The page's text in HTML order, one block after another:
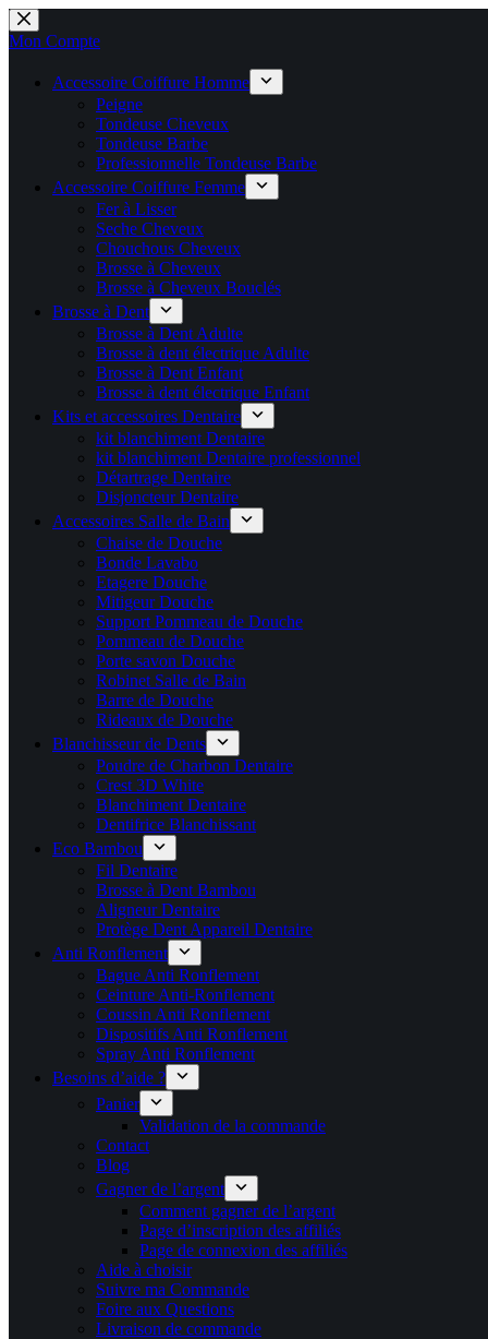
💼 Espace Pro ouvert ! 👉 Rejoignez notre Espace Pro B2B et
🚚 Livraison Gratuite en Europe
🔥 Déjà adopté par les pros 👉 Passez en Espace Pro B2B 📦
💼 Offres réservées aux professionnels 🚀 Rejoignez l’Espace Pro
Passer
au
Mon Compte
Accessoire Coiffure Homme
Peigne
Tondeuse Cheveux
Tondeuse Barbe
Professionnelle Tondeuse Barbe
Accessoire Coiffure Femme
Fer à Lisser
Seche Cheveux
Chouchous Cheveux
Brosse à Cheveux
Brosse à Cheveux Bouclés
Brosse à Dent
Brosse à Dent Adulte
Brosse à dent électrique Adulte
Brosse à Dent Enfant
Brosse à dent électrique Enfant
Kits et accessoires Dentaire
kit blanchiment Dentaire
kit blanchiment Dentaire professionnel
Détartrage Dentaire
Disjoncteur Dentaire
Accessoires Salle de Bain
Chaise de Douche
Bonde Lavabo
Etagere Douche
Mitigeur Douche
Support Pommeau de Douche
Pommeau de Douche
Porte savon Douche
Robinet Salle de Bain
Barre de Douche
Rideaux de Douche
Blanchisseur de Dents
Poudre de Charbon Dentaire
Crest 3D White
Blanchiment Dentaire
Dentifrice Blanchissant
Eco Bambou
Fil Dentaire
Brosse à Dent Bambou
Aligneur Dentaire
Protège Dent Appareil Dentaire
Anti Ronflement
Bague Anti Ronflement
Ceinture Anti-Ronflement
Coussin Anti Ronflement
Dispositifs Anti Ronflement
Spray Anti Ronflement
Besoins d’aide ?
Panier
Validation de la commande
Contact
Blog
Gagner de l’argent
Comment gagner de l’argent
Page d’inscription des affiliés
Page de connexion des affiliés
Aide à choisir
Suivre ma Commande
Foire aux Questions
Livraison de commande